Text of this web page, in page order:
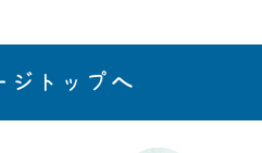
ジトップへ